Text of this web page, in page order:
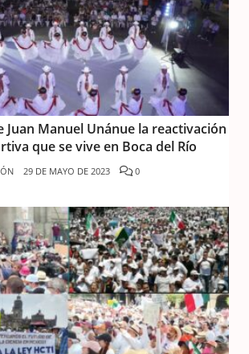
Juan Manuel Unánue la reactivación
que se vive en Boca del Río
29 DE MAYO DE 2023 0